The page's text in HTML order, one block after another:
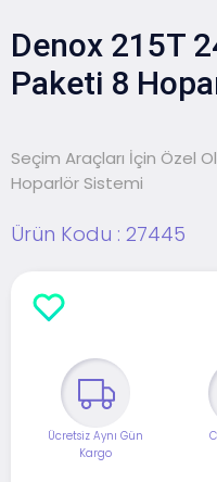
Denox 215T
Paketi 8
Seçim Araçları İçin Özel
Hoparlör Sistemi
Ürün Kodu : 27445
Ücretsiz Aynı Gün
Kargo